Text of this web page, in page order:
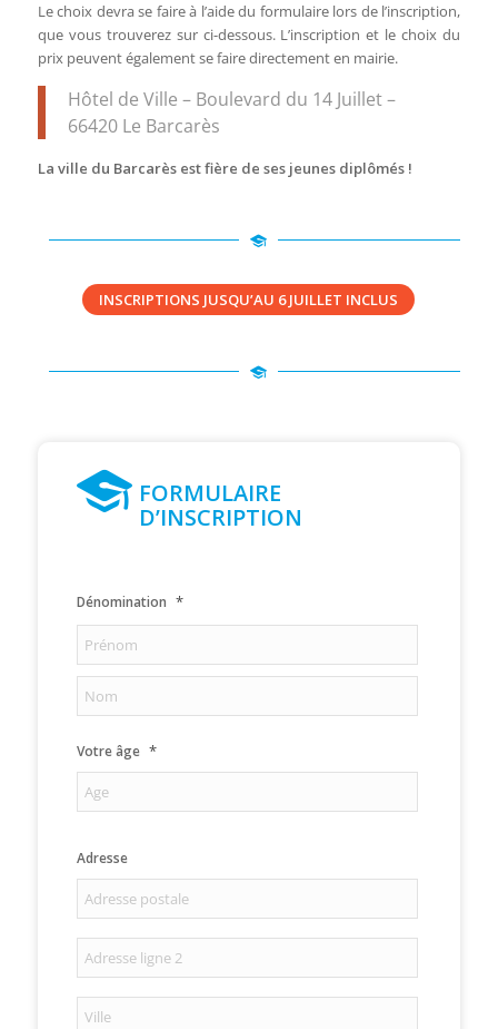
Le choix devra se faire à l’aide du formulaire lors de l’inscription,
que vous trouverez sur ci-dessous. L’inscription et le choix du
prix peuvent également se faire directement en mairie.
Hôtel de Ville – Boulevard du 14 Juillet –
66420 Le Barcarès
La ville du Barcarès est fière de ses jeunes diplômés !
INSCRIPTIONS JUSQU’AU 6 JUILLET INCLUS
FORMULAIRE
D’INSCRIPTION
Dénomination *
Prénom
Votre âge *
Adresse
Adresse
postale
Adresse
ligne